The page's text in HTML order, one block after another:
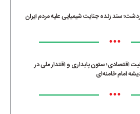
سند زنده جنایت شیمیایی علیه مردم ایران
•••
اقتصادی؛ ستون پایداری و اقتدار ملی در
امام خامنه‌ای
•••